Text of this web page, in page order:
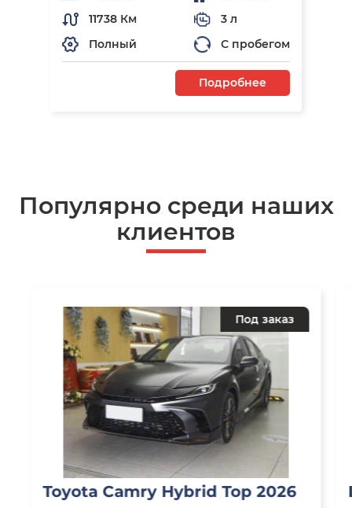
11738 Км
3 л
Полный
С пробегом
Подробнее
Популярно среди наших
клиентов
Под заказ
Toyota Camry Hybrid Top 2026